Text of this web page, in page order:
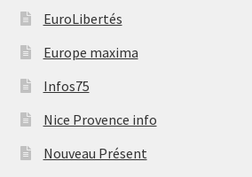
EuroLibertés
Europe maxima
Infos75
Nice Provence info
Nouveau Présent